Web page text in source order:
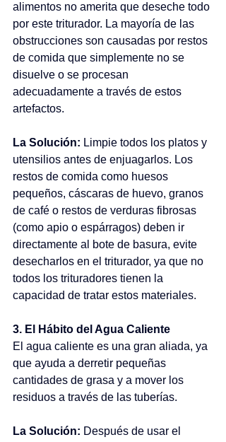
alimentos no amerita que deseche todo
por este triturador. La mayoría de las
obstrucciones son causadas por restos
de comida que simplemente no se
disuelve o se procesan
adecuadamente a través de estos
artefactos.
La Solución: Limpie todos los platos y
utensilios antes de enjuagarlos. Los
restos de comida como huesos
pequeños, cáscaras de huevo, granos
de café o restos de verduras fibrosas
(como apio o espárragos) deben ir
directamente al bote de basura, evite
desecharlos en el triturador, ya que no
todos los trituradores tienen la
capacidad de tratar estos materiales.
3. El Hábito del Agua Caliente
El agua caliente es una gran aliada, ya
que ayuda a derretir pequeñas
cantidades de grasa y a mover los
residuos a través de las tuberías.
La Solución: Después de usar el